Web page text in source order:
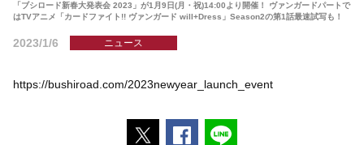
「ブシロード新春大発表会 2023」が1月9日(月・祝)14:00より開催！ ヴァンガードパートで
はTVアニメ「カードファイト!! ヴァンガード will+Dress」Season2の第1話最速試写も！
2023/1/6 ニュース
https://bushiroad.com/2023newyear_launch_event
ポストするFacebookでシェアする